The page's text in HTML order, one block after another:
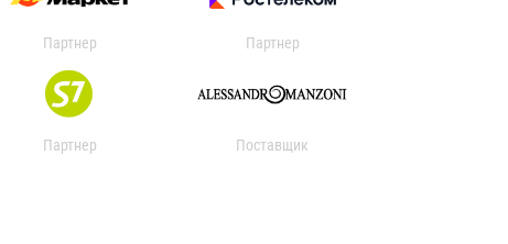
Партнер Партнер
Партнер Поставщик